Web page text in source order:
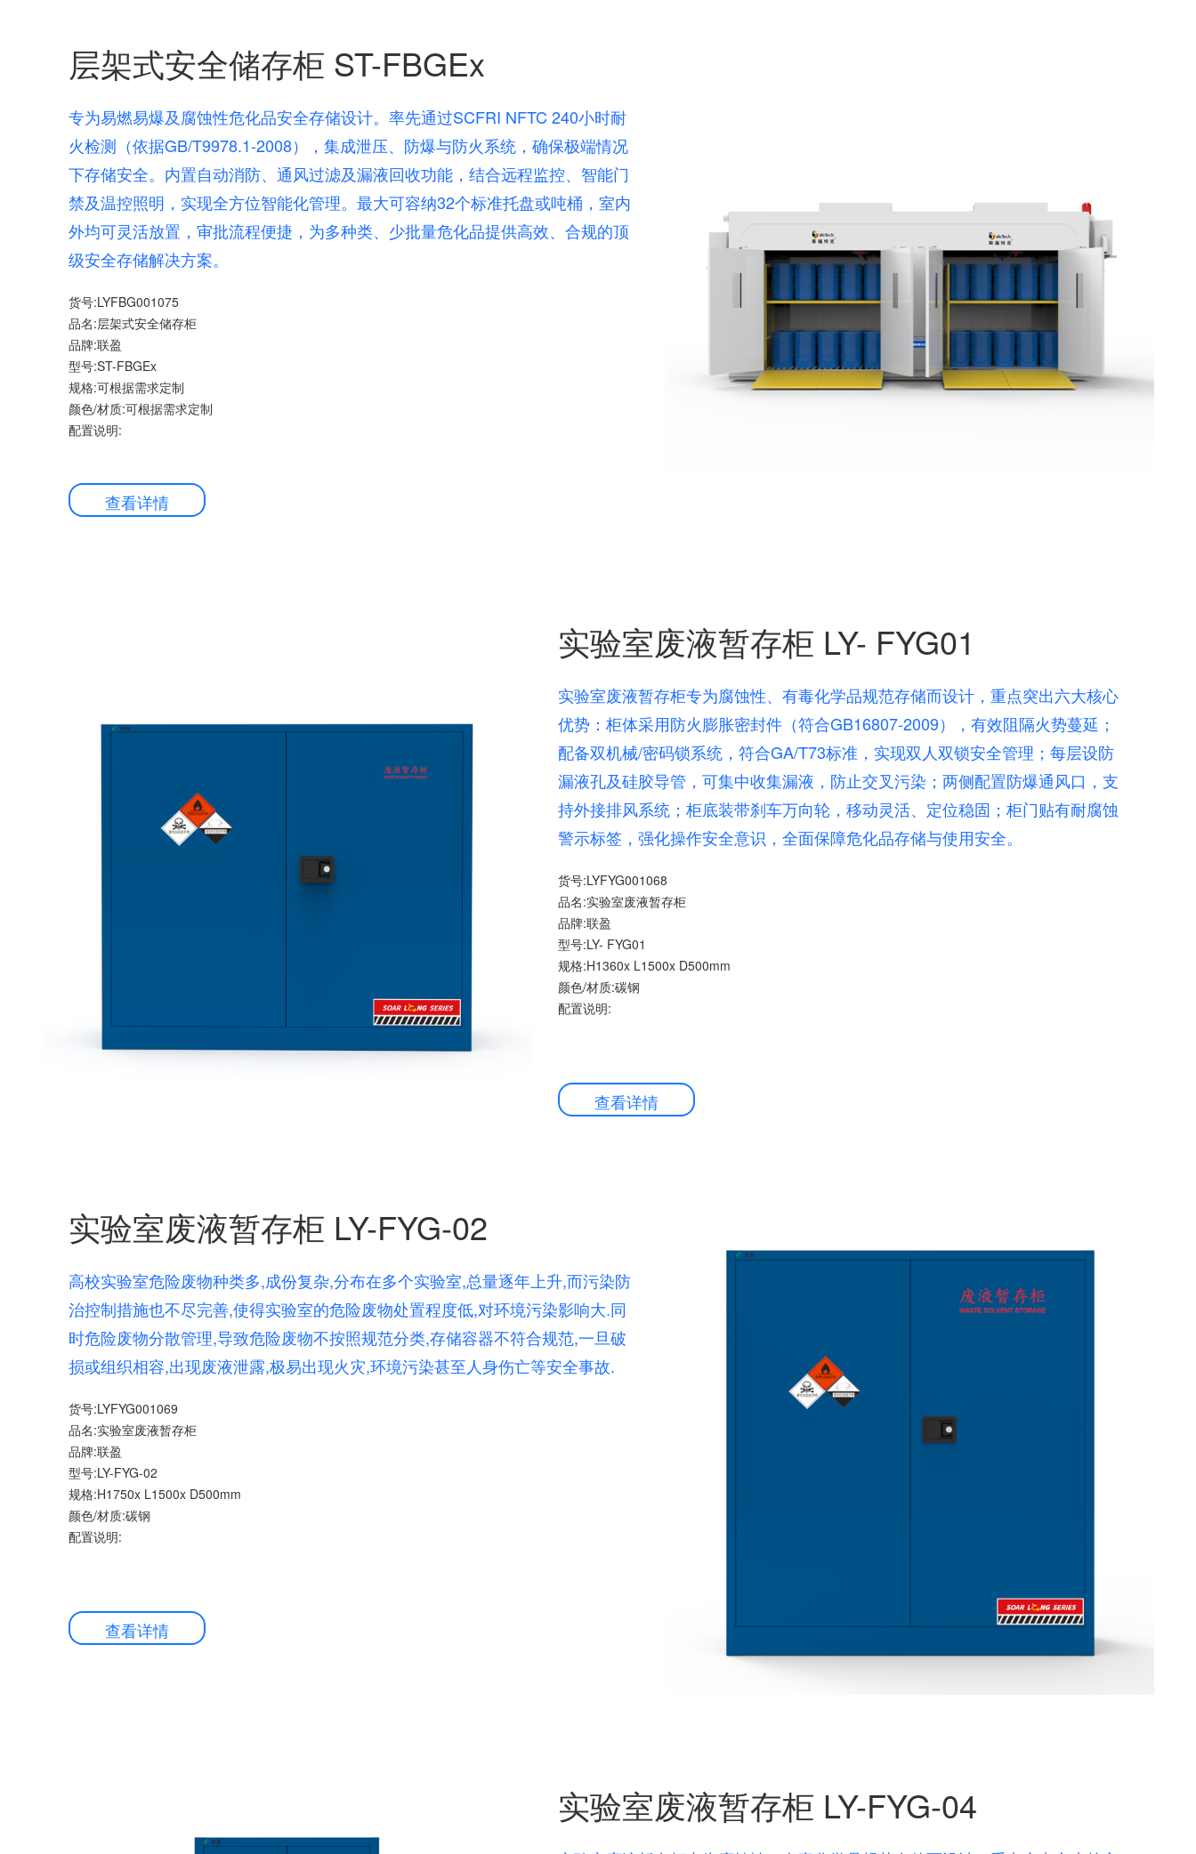
层架式安全储存柜 ST-FBGEx
专为易燃易爆及腐蚀性危化品安全存储设计。率先通过SCFRI NFTC 240小时耐
火检测（依据GB/T9978.1-2008），集成泄压、防爆与防火系统，确保极端情况
下存储安全。内置自动消防、通风过滤及漏液回收功能，结合远程监控、智能门
禁及温控照明，实现全方位智能化管理。最大可容纳32个标准托盘或吨桶，室内
外均可灵活放置，审批流程便捷，为多种类、少批量危化品提供高效、合规的顶
级安全存储解决方案。
货号:LYFBG001075
品名:层架式安全储存柜
品牌:联盈
型号:ST-FBGEx
规格:可根据需求定制
颜色/材质:可根据需求定制
配置说明:
查看详情
实验室废液暂存柜 LY- FYG01
实验室废液暂存柜专为腐蚀性、有毒化学品规范存储而设计，重点突出六大核心
优势：柜体采用防火膨胀密封件（符合GB16807-2009），有效阻隔火势蔓延；
配备双机械/密码锁系统，符合GA/T73标准，实现双人双锁安全管理；每层设防
漏液孔及硅胶导管，可集中收集漏液，防止交叉污染；两侧配置防爆通风口，支
持外接排风系统；柜底装带刹车万向轮，移动灵活、定位稳固；柜门贴有耐腐蚀
警示标签，强化操作安全意识，全面保障危化品存储与使用安全。
货号:LYFYG001068
品名:实验室废液暂存柜
品牌:联盈
型号:LY- FYG01
规格:H1360x L1500x D500mm
颜色/材质:碳钢
配置说明:
查看详情
实验室废液暂存柜 LY-FYG-02
高校实验室危险废物种类多,成份复杂,分布在多个实验室,总量逐年上升,而污染防
治控制措施也不尽完善,使得实验室的危险废物处置程度低,对环境污染影响大.同
时危险废物分散管理,导致危险废物不按照规范分类,存储容器不符合规范,一旦破
损或组织相容,出现废液泄露,极易出现火灾,环境污染甚至人身伤亡等安全事故.
货号:LYFYG001069
品名:实验室废液暂存柜
品牌:联盈
型号:LY-FYG-02
规格:H1750x L1500x D500mm
颜色/材质:碳钢
配置说明:
查看详情
实验室废液暂存柜 LY-FYG-04